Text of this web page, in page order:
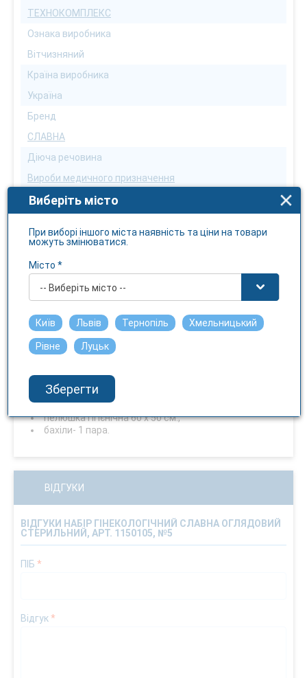
ТЕХНОКОМПЛЕКС
Ознака виробника
Вітчизняний
Країна виробника
Україна
Бренд
СЛАВНА
Діюча речовина
Вироби медичного призначення
Умови відпуску
Температура зберігання
не вище 25 С
Чутливість до світла
Ні
Опис
Набір гінекологічний оглядовий №5, одноразового
дзеркало вагінальне - 1шт.,
рукавички (розмір М) - 1 пара,
пелюшка гігієнічна 60 х 50 см.,
бахіли- 1 пара.
ВІДГУКИ
ВІДГУКИ НАБІР ГІНЕКОЛОГІЧНИЙ СЛАВНА ОГЛЯДОВИЙ
СТЕРИЛЬНИЙ, АРТ. 1150105, №5
ПІБ *
Відгук*
Виберіть місто
При виборі іншого міста наявність та ціни на товари
можуть змінюватися.
Місто *
-- Виберіть місто --
Київ Львів Тернопіль Хмельницький
Рівне Луцьк
Зберегти